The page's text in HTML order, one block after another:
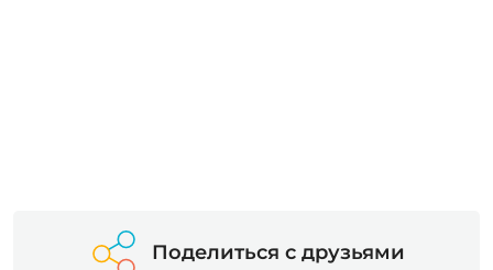
Поделиться с друзьями